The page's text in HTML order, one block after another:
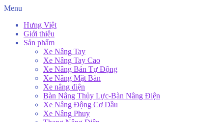
Menu
Hưng Việt
Giới thiệu
Sản phẩm
Xe Nâng Tay
Xe Nâng Tay Cao
Xe Nâng Bán Tự Động
Xe Nâng Mặt Bàn
Xe nâng điện
Bàn Nâng Thủy Lực-Bàn Nâng Điện
Xe Nâng Động Cơ Dầu
Xe Nâng Phuy